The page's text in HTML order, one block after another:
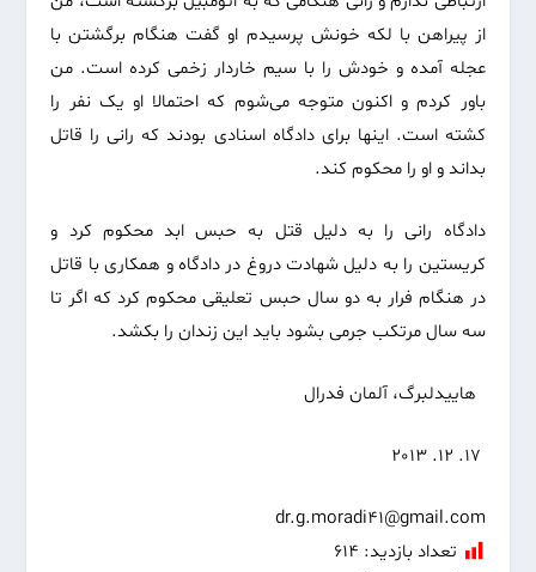
از پیراهن با لکه خونش پرسیدم او گفت هنگام برگشتن با
عجله آمده و خودش را با سیم خاردار زخمی کرده است. من
باور کردم و اکنون متوجه می‌شوم که احتمالا او یک نفر را
کشته است. اینها برای دادگاه اسنادی بودند که رانی را قاتل
بداند و او را محکوم کند.
دادگاه رانی را به دلیل قتل به حبس ابد محکوم کرد و
کریستین را به دلیل شهادت دروغ در دادگاه و همکاری با قاتل
در هنگام فرار به دو سال حبس تعلیقی محکوم کرد که اگر تا
سه سال مرتکب جرمی بشود باید این زندان را بکشد.
هاییدلبرگ، آلمان فدرال
dr.g.moradi41@gmail.com
تعداد بازدید: ۶۱۴